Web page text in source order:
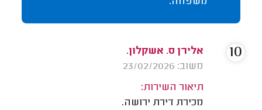
אלירן ס. אשקלון.
משוב: 23/02/2026
תיאור השירות:
מכירת דירת ירושה.
10